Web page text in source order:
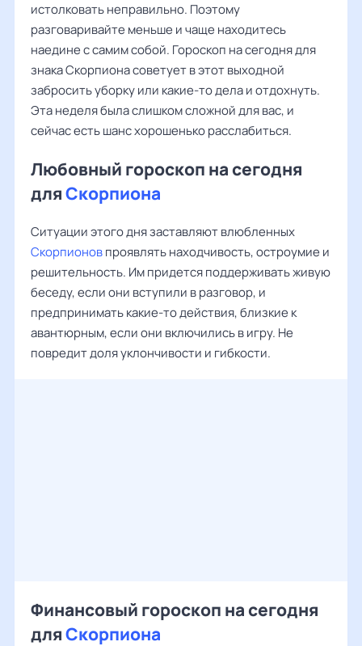
истолковать неправильно. Поэтому
разговаривайте меньше и чаще находитесь
наедине с самим собой. Гороскоп на сегодня для
знака Скорпиона советует в этот выходной
забросить уборку или какие-то дела и отдохнуть.
Эта неделя была слишком сложной для вас, и
сейчас есть шанс хорошенько расслабиться.
Любовный гороскоп на сегодня
дляСкорпиона
Ситуации этого дня заставляют влюбленных
Скорпионовпроявлять находчивость, остроумие и
решительность. Им придется поддерживать живую
беседу, если они вступили в разговор, и
предпринимать какие-то действия, близкие к
авантюрным, если они включились в игру. Не
повредит доля уклончивости и гибкости.
Финансовый гороскоп на сегодня
дляСкорпиона